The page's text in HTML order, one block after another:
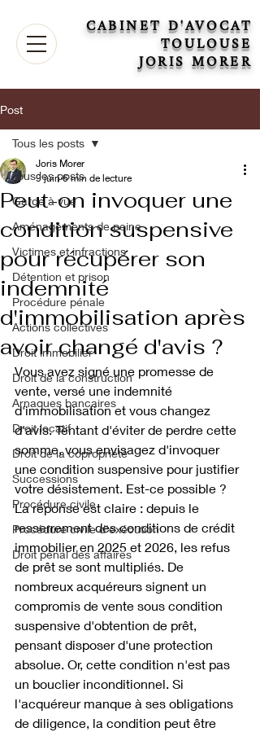
CABINET D'AVOCAT
TOULOUSE
JORIS MORER
Post
Tous les posts
Garde à vue
Aménagements de peine
Victimes et infractions
Détention et prison
Procédure pénale
Actions collectives
Droit immobilier
Droit de la construction
Arnaques bancaires
Droit locatif
Droit de la copropriété
Successions
Procédure civile
Procédure civile d'exécution
Droit pénal des affaires
Tous les posts
Peut-on invoquer une
condition suspensive
pour récupérer son
indemnité
d'immobilisation après
avoir changé d'avis ?
Joris Morer
9 juin 6 min de lecture
Vous avez signé une promesse de
vente, versé une indemnité
d'immobilisation et vous changez
d'avis. Tentant d'éviter de perdre cette
somme, vous envisagez d'invoquer
une condition suspensive pour justifier
votre désistement. Est-ce possible ?
La réponse est claire : depuis le
resserrement des conditions de crédit
immobilier en 2025 et 2026, les refus
de prêt se sont multipliés. De
nombreux acquéreurs signent un
compromis de vente sous condition
suspensive d'obtention de prêt,
pensant disposer d'une protection
absolue. Or, cette condition n'est pas
un bouclier inconditionnel. Si
l'acquéreur manque à ses obligations
de diligence, la condition peut être